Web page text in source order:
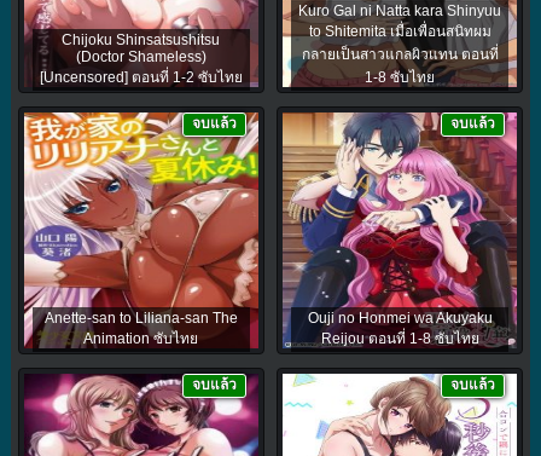
Chijoku Shinsatsushitsu
(Doctor Shameless)
[Uncensored] ตอนที่ 1-2 ซับไทย
Kuro Gal ni Natta kara Shinyuu
to Shitemita เมื่อเพื่อนสนิทผม
กลายเป็นสาวแกลผิวแทน ตอนที่
1-8 ซับไทย
Anette-san to Liliana-san The
Animation ซับไทย
จบแล้ว
Ouji no Honmei wa Akuyaku
Reijou ตอนที่ 1-8 ซับไทย
จบแล้ว
จบแล้ว จบแล้ว